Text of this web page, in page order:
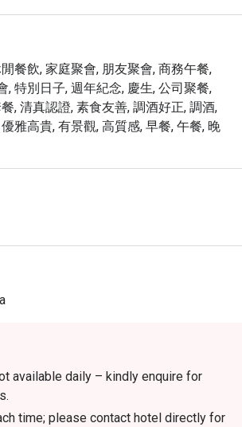
& Terrace Bar 位於 Sukhumvit
搭乘 BTS 前往，輕鬆享受美食與美
Greenhouse Restaurant & Terrace Bar
Bangkok，即可享受高達 5 折的超值優
曼谷的美味與活力！
餐飲, 家庭聚會, 朋友聚會, 商務午餐,
, 特別日子, 週年紀念, 慶生, 公司聚餐,
, 清真認證, 素食友善, 調酒好正, 調酒,
雅高貴, 有景觀, 高質感, 早餐, 午餐, 晚
available daily – kindly enquire for
time; please contact hotel directly for